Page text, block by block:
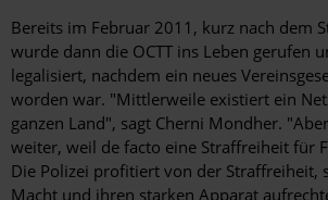
Bereits im Februar 2011, kurz nach dem
wurde dann die OCTT ins Leben gerufen
legalisiert, nachdem ein neues
worden war. "Mittlerweile existiert ein
ganzen Land", sagt Cherni Mondher.
weiter, weil de facto eine Straffreiheit für
Die Polizei profitiert von der Straffreiheit,
Macht und ihren starken Apparat